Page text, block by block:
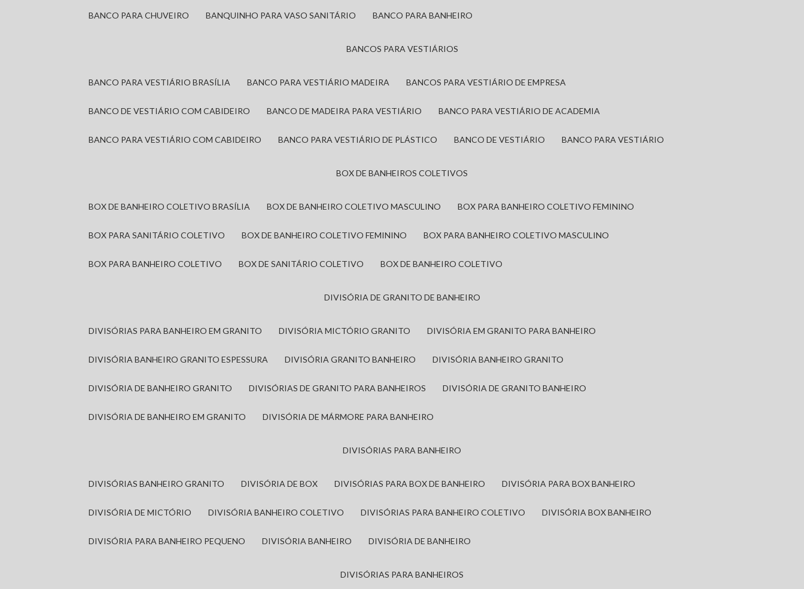
BANCO PARA CHUVEIRO BANQUINHO PARA VASO SANITÁRIO BANCO PARA BANHEIRO
BANCOS PARA VESTIÁRIOS
BANCO PARA VESTIÁRIO BRASÍLIA BANCO PARA VESTIÁRIO MADEIRA BANCOS PARA VESTIÁRIO DE EMPRESA
BANCO DE VESTIÁRIO COM CABIDEIRO BANCO DE MADEIRA PARA VESTIÁRIO BANCO PARA VESTIÁRIO DE ACADEMIA
BANCO PARA VESTIÁRIO COM CABIDEIRO BANCO PARA VESTIÁRIO DE PLÁSTICO BANCO DE VESTIÁRIO BANCO PARA VESTIÁRIO
BOX DE BANHEIROS COLETIVOS
BOX DE BANHEIRO COLETIVO BRASÍLIA BOX DE BANHEIRO COLETIVO MASCULINO BOX PARA BANHEIRO COLETIVO FEMININO
BOX PARA SANITÁRIO COLETIVO BOX DE BANHEIRO COLETIVO FEMININO BOX PARA BANHEIRO COLETIVO MASCULINO
BOX PARA BANHEIRO COLETIVO BOX DE SANITÁRIO COLETIVO BOX DE BANHEIRO COLETIVO
DIVISÓRIA DE GRANITO DE BANHEIRO
DIVISÓRIAS PARA BANHEIRO EM GRANITO DIVISÓRIA MICTÓRIO GRANITO DIVISÓRIA EM GRANITO PARA BANHEIRO
DIVISÓRIA BANHEIRO GRANITO ESPESSURA DIVISÓRIA GRANITO BANHEIRO DIVISÓRIA BANHEIRO GRANITO
DIVISÓRIA DE BANHEIRO GRANITO DIVISÓRIAS DE GRANITO PARA BANHEIROS DIVISÓRIA DE GRANITO BANHEIRO
DIVISÓRIA DE BANHEIRO EM GRANITO DIVISÓRIA DE MÁRMORE PARA BANHEIRO
DIVISÓRIAS PARA BANHEIRO
DIVISÓRIAS BANHEIRO GRANITO DIVISÓRIA DE BOX DIVISÓRIAS PARA BOX DE BANHEIRO DIVISÓRIA PARA BOX BANHEIRO
DIVISÓRIA DE MICTÓRIO DIVISÓRIA BANHEIRO COLETIVO DIVISÓRIAS PARA BANHEIRO COLETIVO DIVISÓRIA BOX BANHEIRO
DIVISÓRIA PARA BANHEIRO PEQUENO DIVISÓRIA BANHEIRO DIVISÓRIA DE BANHEIRO
DIVISÓRIAS PARA BANHEIROS